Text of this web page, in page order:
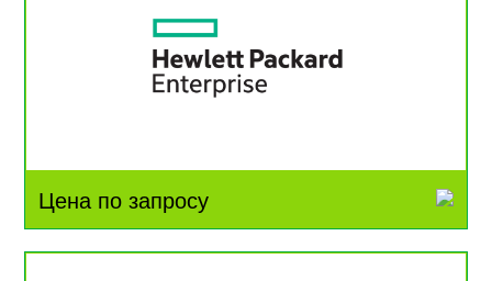
Цена по запросу